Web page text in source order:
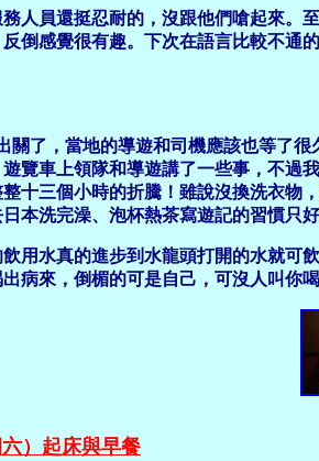
人員還挺忍耐的，沒跟他們嗆起來。
倒感覺很有趣。下次在語言比較不通
關了，當地的導遊和司機應該也等了
覽車上領隊和導遊講了一些事，不過
十三個小時的折騰！雖說沒換洗衣物
本洗完澡、泡杯熱茶寫遊記的習慣只
用水真的進步到水龍頭打開的水就可
病來，倒楣的可是自己，可沒人叫你喝
六）起床與早餐